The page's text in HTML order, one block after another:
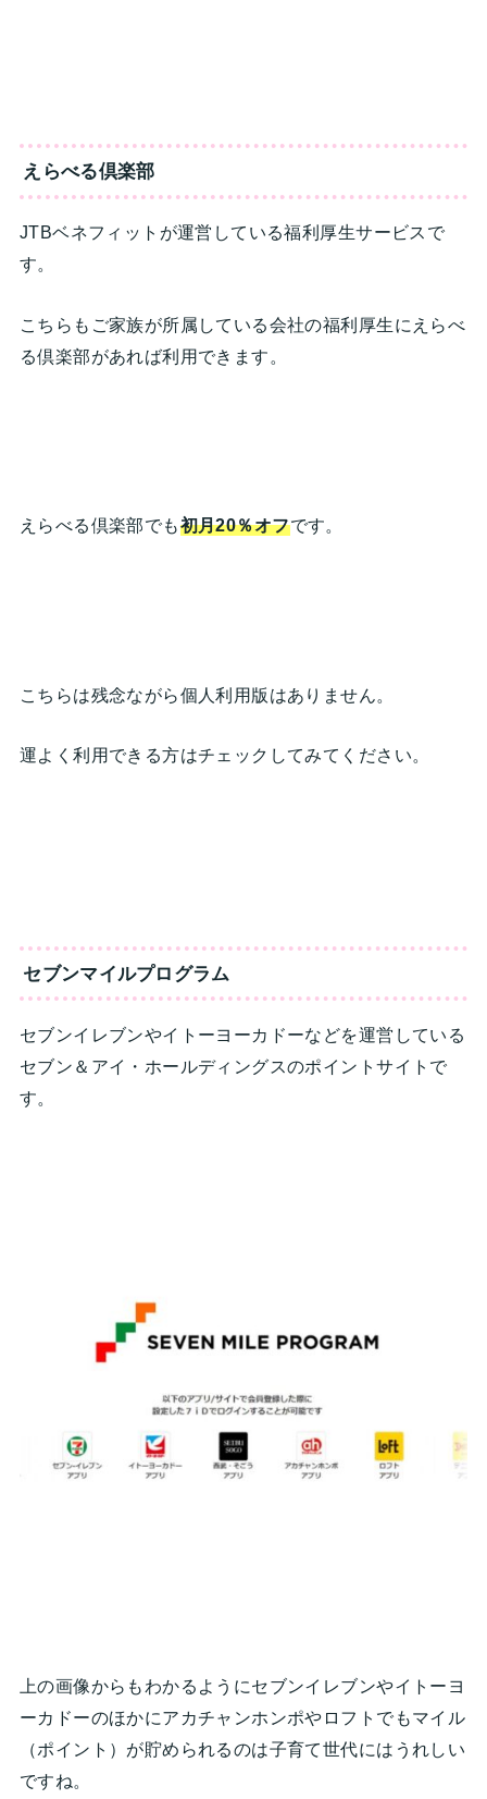
えらべる倶楽部
JTBベネフィットが運営している福利厚生サービスで
す。
こちらもご家族が所属している会社の福利厚生にえらべ
る倶楽部があれば利用できます。
えらべる倶楽部でも初月20％オフです。
こちらは残念ながら個人利用版はありません。
運よく利用できる方はチェックしてみてください。
セブンマイルプログラム
セブンイレブンやイトーヨーカドーなどを運営している
セブン＆アイ・ホールディングスのポイントサイトで
す。
上の画像からもわかるようにセブンイレブンやイトーヨ
ーカドーのほかにアカチャンホンポやロフトでもマイル
（ポイント）が貯められるのは子育て世代にはうれしい
ですね。